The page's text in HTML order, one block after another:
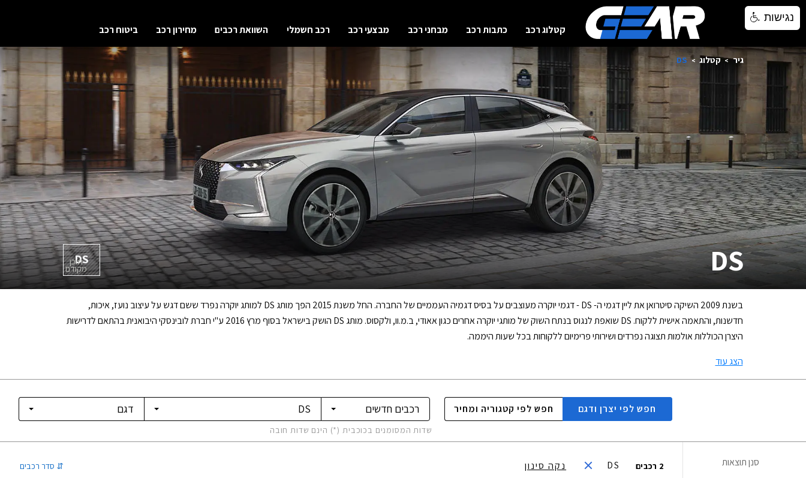
קטלוג רכב כתבות רכב מבחני רכב מבצעי רכב רכב חשמלי השוואת רכבים מחירון רכב ביטוח רכב
גיר קטלוג DS
DS
DS
תוכן
מקודם
בשנת 2009 השיקה סיטרואן את ליין דגמי ה- DS - דגמי יוקרה מעוצבים על בסיס דגמיה העממיים של החברה. החל משנת 2015 הפך מותג DS למותג יוקרה נפרד ששם דגש על עיצוב נועז, איכות,
חדשנות, והתאמה אישית ללקוח. DS שואפת לנגוס בנתח השוק של מותגי יוקרה אחרים כגון אאודי, ב.מ.וו, ולקסוס. מותג DS הושק בישראל בסוף מרץ 2016 ע"י חברת לובינסקי היבואנית בהתאם לדרישות
היצרן הכוללות אולמות תצוגה נפרדים ושירותי פרימיום ללקוחות בכל שעות היממה.
הצג עוד
חפש לפי יצרן ודגם חפש לפי קטגוריה ומחיר
שדות המסומנים בכוכבית (*) הינם שדות חובה
סנן תוצאות 2 רכבים DS נקה סינון ⇅ סדר רכבים
נגישות
נגישות